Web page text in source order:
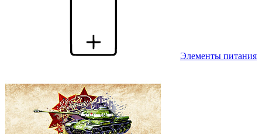
Элементы питания